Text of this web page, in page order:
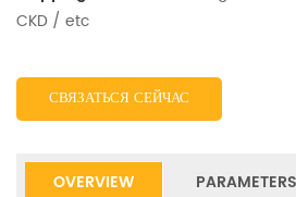
CKD / etc
СВЯЗАТЬСЯ СЕЙЧАС
OVERVIEW PARAMETERS